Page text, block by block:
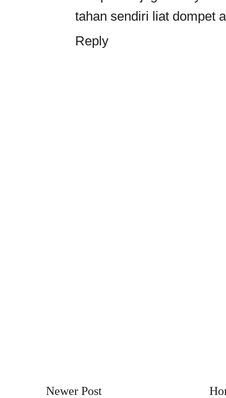
tahan sendiri liat dompet
Reply
Newer Post